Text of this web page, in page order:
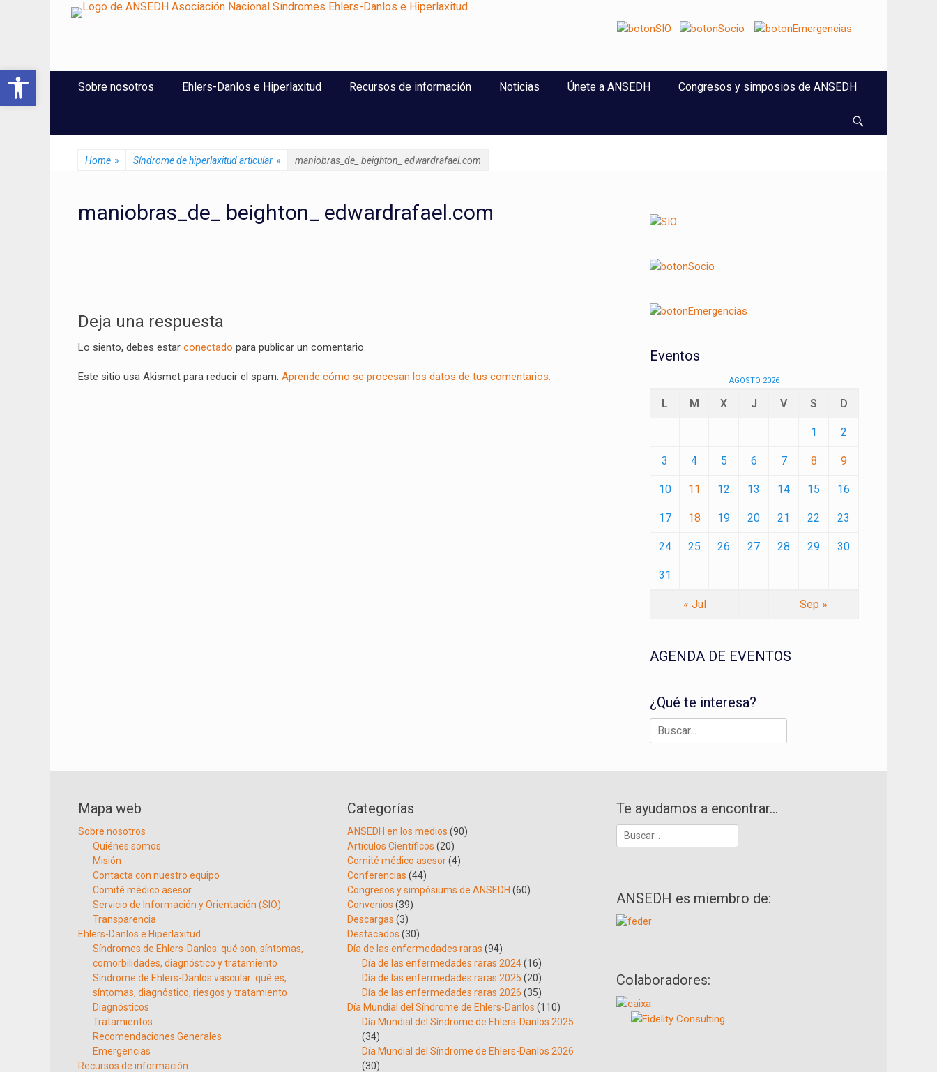
ANSEDH
Asociación Nacional del Síndrome de Ehlers-Danlos e Hiperlaxitud
Menú Principal
Sobre nosotros Ehlers-Danlos e Hiperlaxitud Recursos de información Noticias Únete a ANSEDH Congresos y simposios de ANSEDH
Home » Síndrome de hiperlaxitud articular » maniobras_de_ beighton_ edwardrafael.com
maniobras_de_ beighton_ edwardrafael.com
Deja una respuesta
Lo siento, debes estar conectado para publicar un comentario.
Este sitio usa Akismet para reducir el spam. Aprende cómo se procesan los datos de tus comentarios.
Eventos
AGOSTO 2026
L M X J V S D
1 2
3 4 5 6 7 8 9
10 11 12 13 14 15 16
17 18 19 20 21 22 23
24 25 26 27 28 29 30
31
« Jul Sep »
AGENDA DE EVENTOS
¿Qué te interesa?
Buscar:
Mapa web
Sobre nosotros
Quiénes somos
Misión
Contacta con nuestro equipo
Comité médico asesor
Servicio de Información y Orientación (SIO)
Transparencia
Ehlers-Danlos e Hiperlaxitud
Síndromes de Ehlers-Danlos: qué son, síntomas,
comorbilidades, diagnóstico y tratamiento
Síndrome de Ehlers-Danlos vascular: qué es,
síntomas, diagnóstico, riesgos y tratamiento
Diagnósticos
Tratamientos
Recomendaciones Generales
Emergencias
Recursos de información
Categorías
ANSEDH en los medios (90)
Artículos Científicos (20)
Comité médico asesor(4)
Conferencias (44)
Congresos y simpósiums de ANSEDH (60)
Convenios (39)
Descargas (3)
Destacados (30)
Día de las enfermedades raras (94)
Día de las enfermedades raras 2024(16)
Día de las enfermedades raras 2025 (20)
Día de las enfermedades raras 2026 (35)
Día Mundial del Síndrome de Ehlers-Danlos (110)
Día Mundial del Síndrome de Ehlers-Danlos 2025
(34)
Día Mundial del Síndrome de Ehlers-Danlos 2026
(30)
Te ayudamos a encontrar…
Buscar:
ANSEDH es miembro de:
Colaboradores:
Abrir barra de herramientas